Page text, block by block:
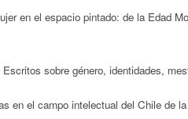
en el espacio pintado: de la Edad
sobre género, identidades,
en el campo intelectual del Chile de